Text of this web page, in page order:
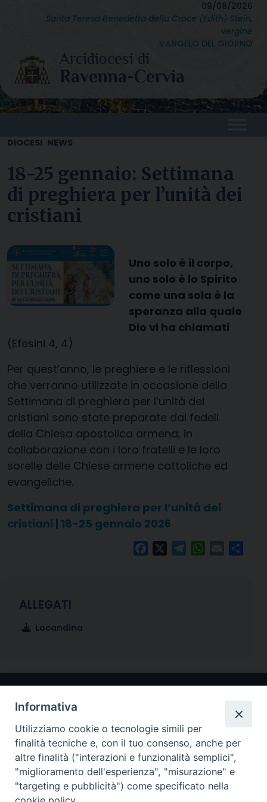
09/08/2026
Santa Teresa Benedetta della Croce (Edith) Stein,
vergine
VANGELO DEL GIORNO
DIOCESI NEWS
18-25 gennaio: Settimana
di preghiera per l’unità dei
cristiani
Uno solo è il corpo,
uno solo è lo Spirito
come una sola è la
speranza alla quale
Dio vi ha chiamati
(Efesini 4, 4)
Per quest’anno, le preghiere e le riflessioni
che verranno utilizzate in occasione della
Settimana di preghiera per l’unità dei
cristiani sono state preparate dai fedeli
della Chiesa apostolica armena, in
collaborazione con i loro fratelli e le loro
sorelle delle Chiese armene cattoliche ed
evangeliche.
Settimana di preghiera per l’unità dei
cristiani | 18-25 gennaio 2026
FacebookTelegramWhatsApp
Email
Locandina
Arcidiocesi di Ravenna-Cervia
Informativa
Utilizziamo cookie o tecnologie simili per
finalità tecniche e, con il tuo consenso, anche per
altre finalità ("interazioni e funzionalità semplici",
"miglioramento dell'esperienza", "misurazione" e
"targeting e pubblicità") come specificato nella